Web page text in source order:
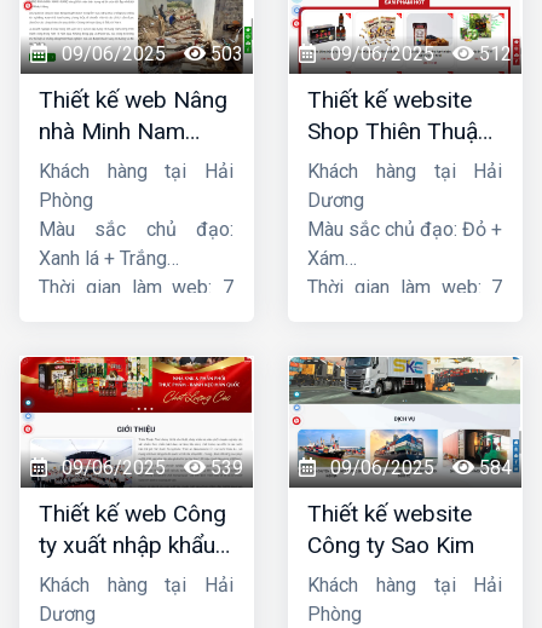
09/06/2025 503
Thiết kế web Nâng
nhà Minh Nam
Hoàng
Khách hàng tại Hải
Phòng
Màu sắc chủ đạo:
Xanh lá + Trắng
Thời gian làm web: 7
09/06/2025 512
Thiết kế website
Shop Thiên Thuận
Phát
Khách hàng tại Hải
Dương
Màu sắc chủ đạo: Đỏ +
Xám
Thời gian làm web: 7
09/06/2025 539
Thiết kế web Công
ty xuất nhập khẩu
Thiên Thuận Phát
Khách hàng tại Hải
Dương
09/06/2025 584
Thiết kế website
Công ty Sao Kim
Khách hàng tại Hải
Phòng